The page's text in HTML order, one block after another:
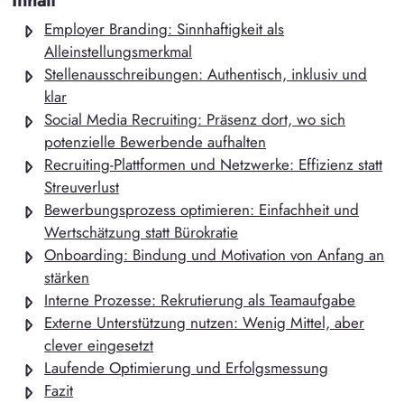
Employer Branding: Sinnhaftigkeit als
Alleinstellungsmerkmal
Stellenausschreibungen: Authentisch, inklusiv und
klar
Social Media Recruiting: Präsenz dort, wo sich
potenzielle Bewerbende aufhalten
Recruiting-Plattformen und Netzwerke: Effizienz statt
Streuverlust
Bewerbungsprozess optimieren: Einfachheit und
Wertschätzung statt Bürokratie
Onboarding: Bindung und Motivation von Anfang an
stärken
Interne Prozesse: Rekrutierung als Teamaufgabe
Externe Unterstützung nutzen: Wenig Mittel, aber
clever eingesetzt
Laufende Optimierung und Erfolgsmessung
Fazit